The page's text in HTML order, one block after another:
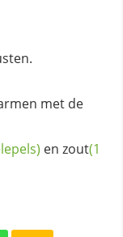
met de
en zout(1